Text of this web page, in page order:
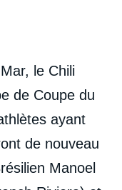
le Chili
de Coupe du
ayant
de nouveau
Manoel